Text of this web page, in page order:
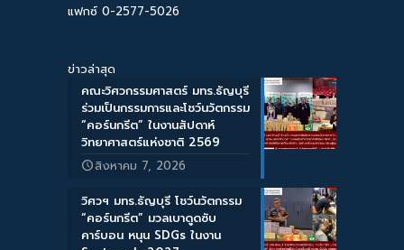
แฟกซ์ 0-2577-5026
ข่าวล่าสุด
คณะวิศวกรรมศาสตร์ มทร.ธัญบุรี
ร่วมเป็นกรรมการและโชว์นวัตกรรม
“คอร์นกรีต” ในงานสัปดาห์
วิทยาศาสตร์แห่งชาติ 2569
สิงหาคม 7, 2026
วิศวฯ มทร.ธัญบุรี โชว์นวัตกรรม
“คอร์นกรีต” มวลเบาดูดซับ
คาร์บอน หนุน SDGs ในงาน